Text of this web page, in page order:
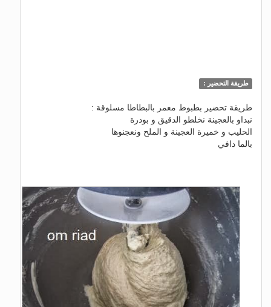
طريقة التحضير :
طريقة تحضير بطبوط معمر بالبطاطا مسلوقة :
نبداو بالعجينة نخلطو الدقيق و بودرة
الحليب و خميرة العجينة و الملح ونعجنوها
بالما دافي